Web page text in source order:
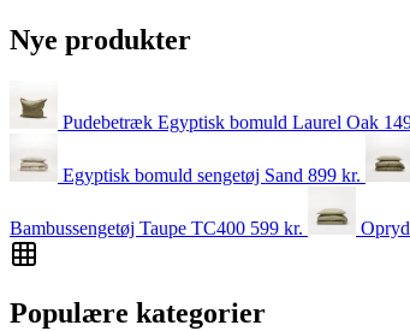
Nye produkter
Pudebetræk Egyptisk bomuld Laurel Oak
Egyptisk bomuld sengetøj Sand 899 kr.
Bambussengetøj Taupe TC400 599 kr.
Populære kategorier